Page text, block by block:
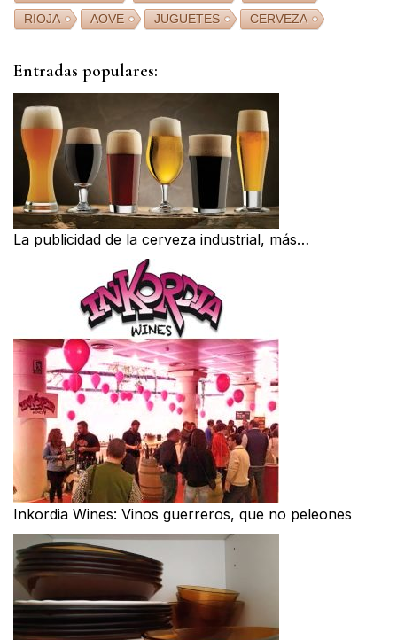
RIOJA
AOVE JUGUETES CERVEZA
Entradas populares:
La publicidad de la cerveza industrial, más…
Inkordia Wines: Vinos guerreros, que no peleones